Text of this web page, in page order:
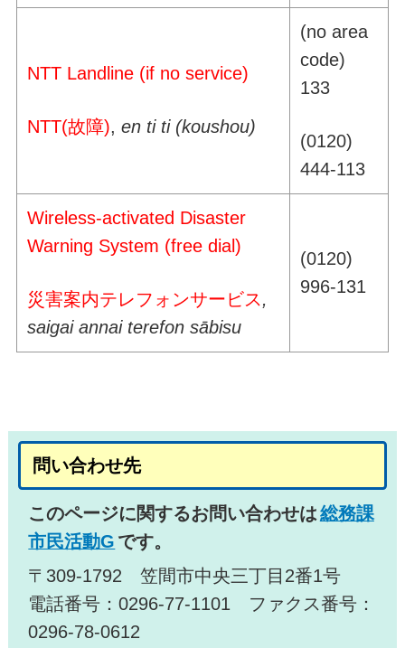
NTT Landline (if no service)
NTT(故障),en ti ti (koushou)
(no area
code)
133
(0120)
444-113
Wireless-activated Disaster
Warning System (free dial)
災害案内テレフォンサービス,
saigai annai terefon sābisu
(0120)
996-131
問い合わせ先
このページに関するお問い合わせは総務課
市民活動G です。
〒309-1792 笠間市中央三丁目2番1号
電話番号：0296-77-1101 ファクス番号：
0296-78-0612